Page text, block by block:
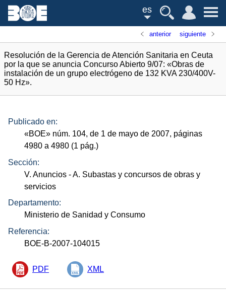
es
anterior siguiente
Resolución de la Gerencia de Atención Sanitaria en Ceuta
por la que se anuncia Concurso Abierto 9/07: «Obras de
instalación de un grupo electrógeno de 132 KVA 230/400V-
50 Hz».
Publicado en:
«BOE» núm. 104, de 1 de mayo de 2007, páginas
4980 a 4980 (1 pág.)
Sección:
V. Anuncios - A. Subastas y concursos de obras y
servicios
Departamento:
Ministerio de Sanidad y Consumo
Referencia:
BOE-B-2007-104015
PDF XML